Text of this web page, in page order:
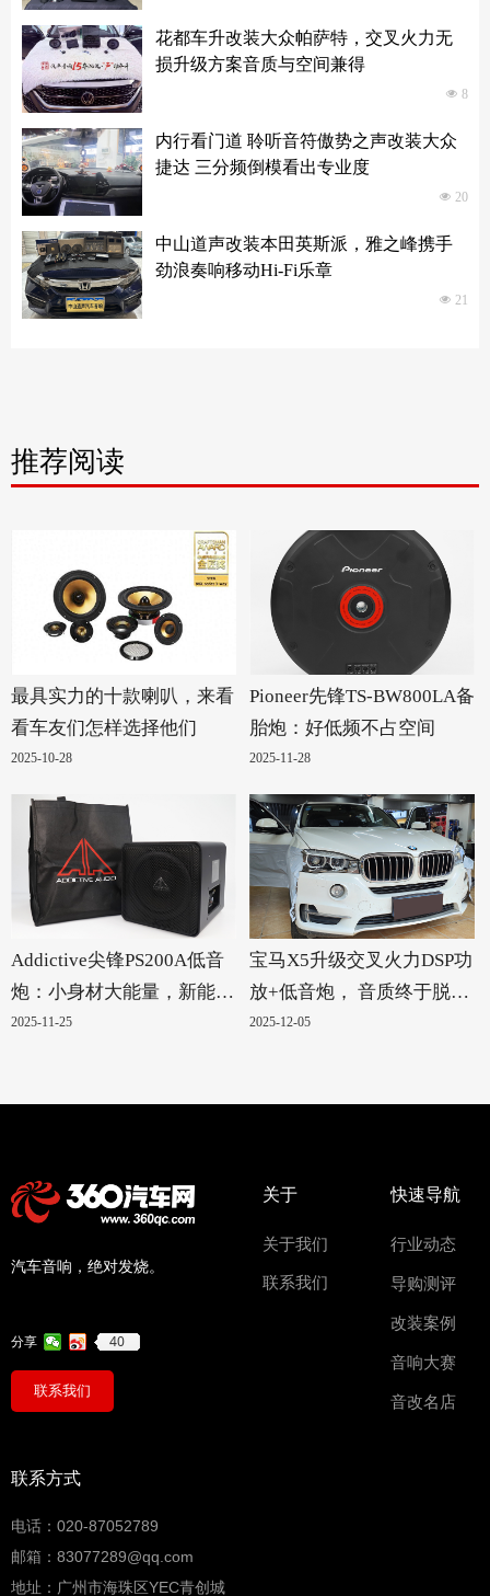
花都车升改装大众帕萨特，交叉火力无
损升级方案音质与空间兼得
넶 8
内行看门道 聆听音符傲势之声改装大众
捷达 三分频倒模看出专业度
넶 20
中山道声改装本田英斯派，雅之峰携手
劲浪奏响移动Hi-Fi乐章
넶 21
推荐阅读
最具实力的十款喇叭，来看
看车友们怎样选择他们
2025-10-28
Pioneer先锋TS-BW800LA备
胎炮：好低频不占空间
2025-11-28
Addictive尖锋PS200A低音
炮：小身材大能量，新能源
汽车的绝配！
2025-11-25
宝马X5升级交叉火力DSP功
放+低音炮， 音质终于脱胎
换骨
2025-12-05
联系我们
汽车音响，绝对发烧。
分享 40
关于
关于我们
联系我们
快速导航
行业动态
导购测评
改装案例
音响大赛
音改名店
联系方式
电话：020-87052789
邮箱：83077289@qq.com
地址：广州市海珠区YEC青创城